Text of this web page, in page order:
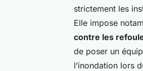
strictement les
Elle impose
contre les
de poser un
l’inondation lors